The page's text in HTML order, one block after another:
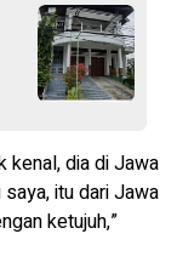
kenal, dia di Jawa
itu dari Jawa
ketujuh,”